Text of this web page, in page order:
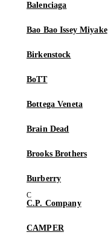
Balenciaga
Bao Bao Issey Miyake
Birkenstock
BoTT
Bottega Veneta
Brain Dead
Brooks Brothers
Burberry
C.P. Company
CAMPER